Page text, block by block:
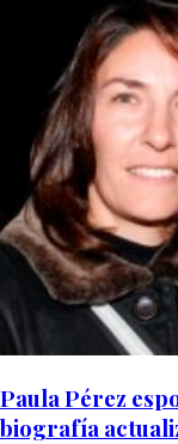
Paula Pérez
biografía